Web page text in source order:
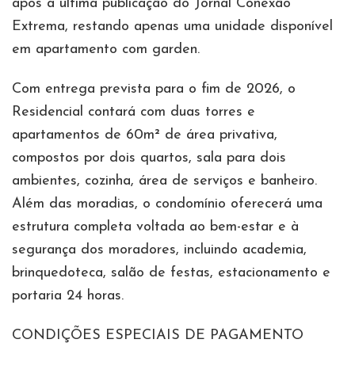
após a última publicação do Jornal Conexão
Extrema, restando apenas uma unidade disponível
em apartamento com garden.
Com entrega prevista para o fim de 2026, o
Residencial contará com duas torres e
apartamentos de 60m² de área privativa,
compostos por dois quartos, sala para dois
ambientes, cozinha, área de serviços e banheiro.
Além das moradias, o condomínio oferecerá uma
estrutura completa voltada ao bem-estar e à
segurança dos moradores, incluindo academia,
brinquedoteca, salão de festas, estacionamento e
portaria 24 horas.
CONDIÇÕES ESPECIAIS DE PAGAMENTO